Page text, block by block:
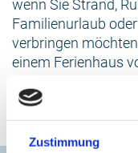
Zustimmung
wenn Sie Strand,
Familienurlaub
verbringen
einem Ferienhaus
zusätzliche
oder Buggyverleih.